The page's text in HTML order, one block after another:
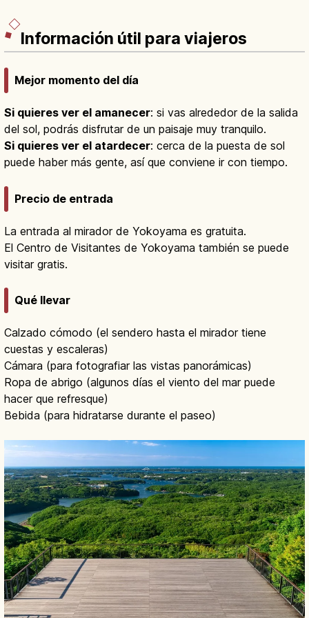
Información útil para viajeros
Mejor momento del día
Si quieres ver el amanecer: si vas alrededor de la salida
del sol, podrás disfrutar de un paisaje muy tranquilo.
Si quieres ver el atardecer: cerca de la puesta de sol
puede haber más gente, así que conviene ir con tiempo.
Precio de entrada
La entrada al mirador de Yokoyama es gratuita.
El Centro de Visitantes de Yokoyama también se puede
visitar gratis.
Qué llevar
Calzado cómodo (el sendero hasta el mirador tiene
cuestas y escaleras)
Cámara (para fotografiar las vistas panorámicas)
Ropa de abrigo (algunos días el viento del mar puede
hacer que refresque)
Bebida (para hidratarse durante el paseo)